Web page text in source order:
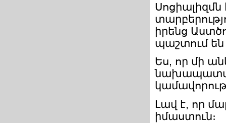
Սոցիալիզմն
իրենց
պաշտում
Ես, որ մի
Լավ է, որ
իմաստուն։